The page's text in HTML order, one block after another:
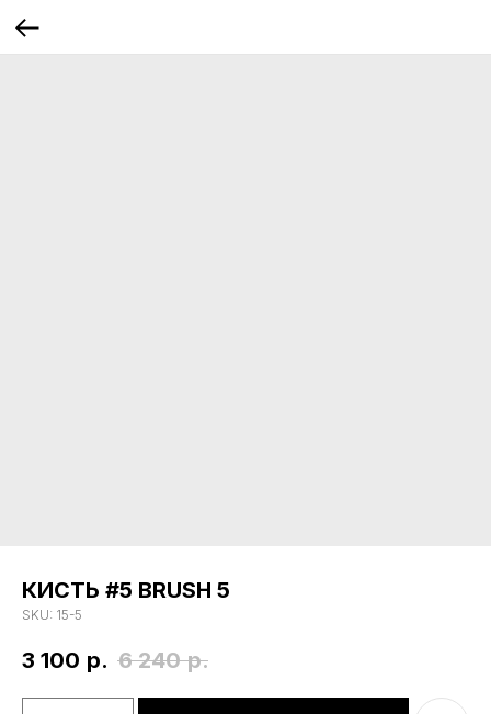
КИСТЬ #5 BRUSH 5
SKU: 15-5
3 100 р. 6 240 р.